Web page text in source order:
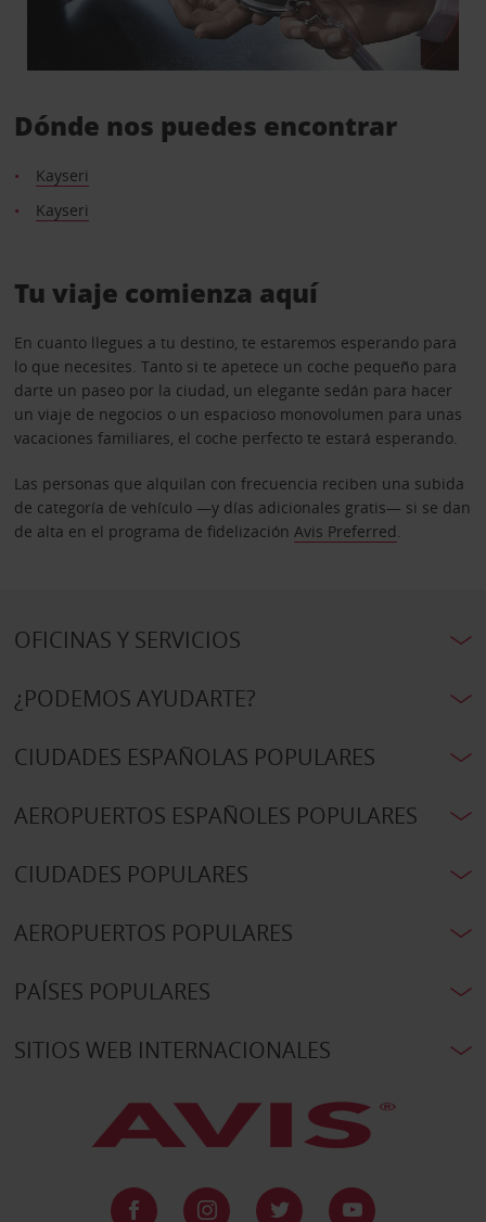
Dónde nos puedes encontrar
Kayseri
Kayseri
Tu viaje comienza aquí
En cuanto llegues a tu destino, te estaremos esperando para
lo que necesites. Tanto si te apetece un coche pequeño para
darte un paseo por la ciudad, un elegante sedán para hacer
un viaje de negocios o un espacioso monovolumen para unas
vacaciones familiares, el coche perfecto te estará esperando.
Las personas que alquilan con frecuencia reciben una subida
de categoría de vehículo —y días adicionales gratis— si se dan
de alta en el programa de fidelización Avis Preferred.
OFICINAS Y SERVICIOS
¿PODEMOS AYUDARTE?
CIUDADES ESPAÑOLAS POPULARES
AEROPUERTOS ESPAÑOLES POPULARES
CIUDADES POPULARES
AEROPUERTOS POPULARES
PAÍSES POPULARES
SITIOS WEB INTERNACIONALES